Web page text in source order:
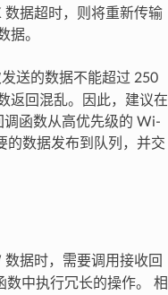
数据超时，则将重新传输
据。
送的数据不能超过 250
返回混乱。因此，建议在
调函数从高优先级的 Wi-
的数据发布到队列，并交
据时，需要调用接收回
中执行冗长的操作。 相